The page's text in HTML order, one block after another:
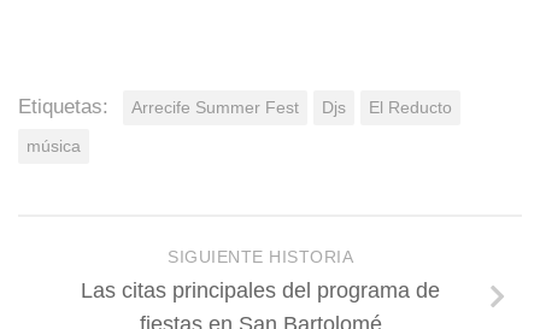
Etiquetas: Arrecife Summer Fest Djs
El Reducto
música
SIGUIENTE HISTORIA
Las citas principales del programa de